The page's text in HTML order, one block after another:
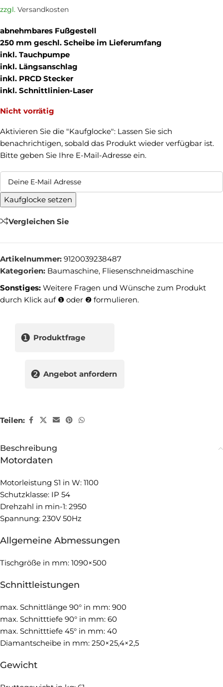
zzgl. Versandkosten
abnehmbares Fußgestell
250 mm geschl. Scheibe im Lieferumfang
inkl. Tauchpumpe
inkl. Längsanschlag
inkl. PRCD Stecker
inkl. Schnittlinien-Laser
Nicht vorrätig
Aktivieren Sie die "Kaufglocke": Lassen Sie sich
benachrichtigen, sobald das Produkt wieder verfügbar ist.
Bitte geben Sie Ihre E-Mail-Adresse ein.
Kaufglocke setzen
Vergleichen Sie
Artikelnummer: 9120039238487
Kategorien: Baumaschine, Fliesenschneidmaschine
Sonstiges: Weitere Fragen und Wünsche zum Produkt
durch Klick auf ❶ oder ❷ formulieren.
❶ Produktfrage
❷ Angebot anfordern
Teilen:
Beschreibung
Motordaten
Motorleistung S1 in W: 1100
Schutzklasse: IP 54
Drehzahl in min-1: 2950
Spannung: 230V 50Hz
Allgemeine Abmessungen
Tischgröße in mm: 1090×500
Schnittleistungen
max. Schnittlänge 90° in mm: 900
max. Schnitttiefe 90° in mm: 60
max. Schnitttiefe 45° in mm: 40
Diamantscheibe in mm: 250×25,4×2,5
Gewicht